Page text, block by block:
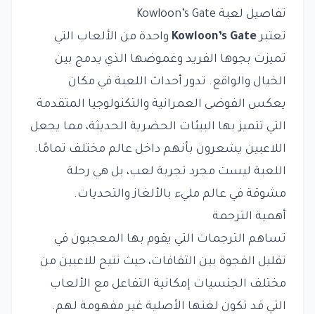
تفاصيل لعبة Kowloon’s Gate
تعتبرKowloon’s Gate واحدة من الألعاب التي
تميزت بجوها الفريد وغموضها الذي يدمج بين
الخيال والواقع. تدور أحداث اللعبة في مكان
يعكس الفوضى العمرانية والتكنولوجيا المتقدمة
التي تتميز بها البيئات الحضرية الحديثة، مما يجعل
اللاعبين يشعرون بأنهم داخل عالم مختلف تمامًا.
اللعبة ليست مجرد تجربة لعب، بل هي رحلة
مشوقة في عالم مليء بالألغاز والتحديات.
أهمية الترجمة
تساهم الترجمات التي يقوم بها المعجبون في
تقليل الفجوة بين الثقافات، حيث تتيح للاعبين من
مختلف الجنسيات إمكانية التفاعل مع الألعاب
التي قد تكون لغتها الأصلية غير مفهومة لهم.